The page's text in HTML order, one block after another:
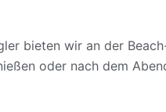
bieten wir an der
oder nach dem